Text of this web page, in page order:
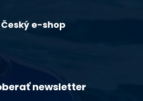
Český e-shop
newsletter